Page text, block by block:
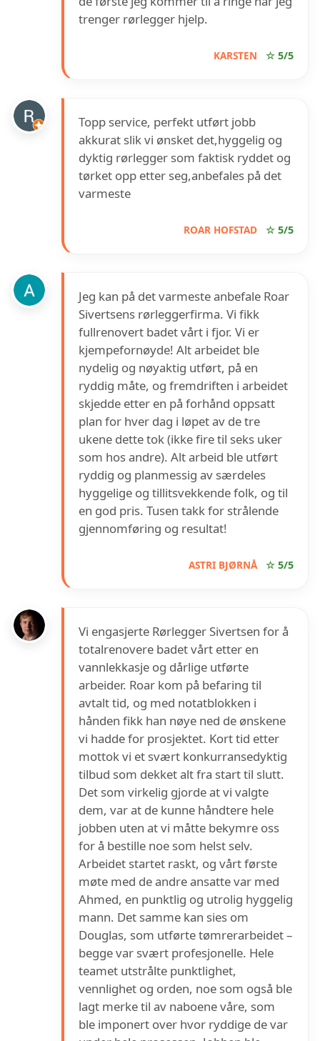
trenger rørlegger hjelp.
KARSTEN ☆ 5/5
Topp service, perfekt utført jobb
akkurat slik vi ønsket det,hyggelig og
dyktig rørlegger som faktisk ryddet og
tørket opp etter seg,anbefales på det
varmeste
ROAR HOFSTAD ☆ 5/5
Jeg kan på det varmeste anbefale Roar
Sivertsens rørleggerfirma. Vi fikk
fullrenovert badet vårt i fjor. Vi er
kjempefornøyde! Alt arbeidet ble
nydelig og nøyaktig utført, på en
ryddig måte, og fremdriften i arbeidet
skjedde etter en på forhånd oppsatt
plan for hver dag i løpet av de tre
ukene dette tok (ikke fire til seks uker
som hos andre). Alt arbeid ble utført
ryddig og planmessig av særdeles
hyggelige og tillitsvekkende folk, og til
en god pris. Tusen takk for strålende
gjennomføring og resultat!
ASTRI BJØRNÅ ☆ 5/5
Vi engasjerte Rørlegger Sivertsen for å
totalrenovere badet vårt etter en
vannlekkasje og dårlige utførte
arbeider. Roar kom på befaring til
avtalt tid, og med notatblokken i
hånden fikk han nøye ned de ønskene
vi hadde for prosjektet. Kort tid etter
mottok vi et svært konkurransedyktig
tilbud som dekket alt fra start til slutt.
Det som virkelig gjorde at vi valgte
dem, var at de kunne håndtere hele
jobben uten at vi måtte bekymre oss
for å bestille noe som helst selv.
Arbeidet startet raskt, og vårt første
møte med de andre ansatte var med
Ahmed, en punktlig og utrolig hyggelig
mann. Det samme kan sies om
Douglas, som utførte tømrerarbeidet –
begge var svært profesjonelle. Hele
teamet utstrålte punktlighet,
vennlighet og orden, noe som også ble
lagt merke til av naboene våre, som
ble imponert over hvor ryddige de var